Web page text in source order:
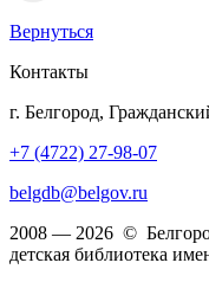
Вернуться
Контакты
г. Белгород,
+7 (4722) 27-98-07
belgdb@belgov.ru
2008 — 2026 ©
детская библиотека